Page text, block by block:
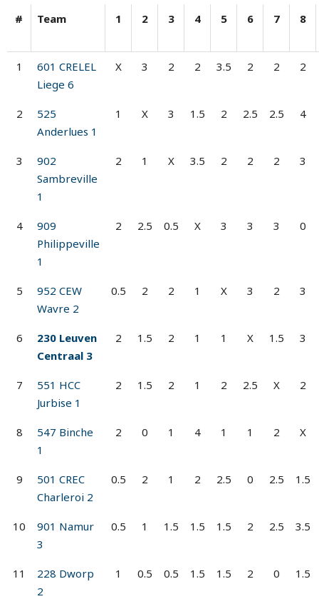
# Team 1 2 3 4 5 6 7 8
1
601 CRELEL
Liege 6
X 3 2 2 3.5 2 2 2
2
525
Anderlues 1
1 X 3 1.5 2 2.5 2.5 4
3
902
Sambreville
1
2 1 X 3.5 2 2 2 3
4
909
Philippeville
1
2 2.5 0.5 X 3 3 3 0
5
952 CEW
Wavre 2
0.5 2 2 1 X 3 2 3
6
230 Leuven
Centraal 3
2 1.5 2 1 1 X 1.5 3
7
551 HCC
Jurbise 1
2 1.5 2 1 2 2.5 X 2
8
547 Binche
1
2 0 1 4 1 1 2 X
9
501 CREC
Charleroi 2
0.5 2 1 2 2.5 0 2.5 1.5
10
901 Namur
3
0.5 1 1.5 1.5 1.5 2 2.5 3.5
11
228 Dworp
2
1 0.5 0.5 1.5 1.5 2 0 1.5